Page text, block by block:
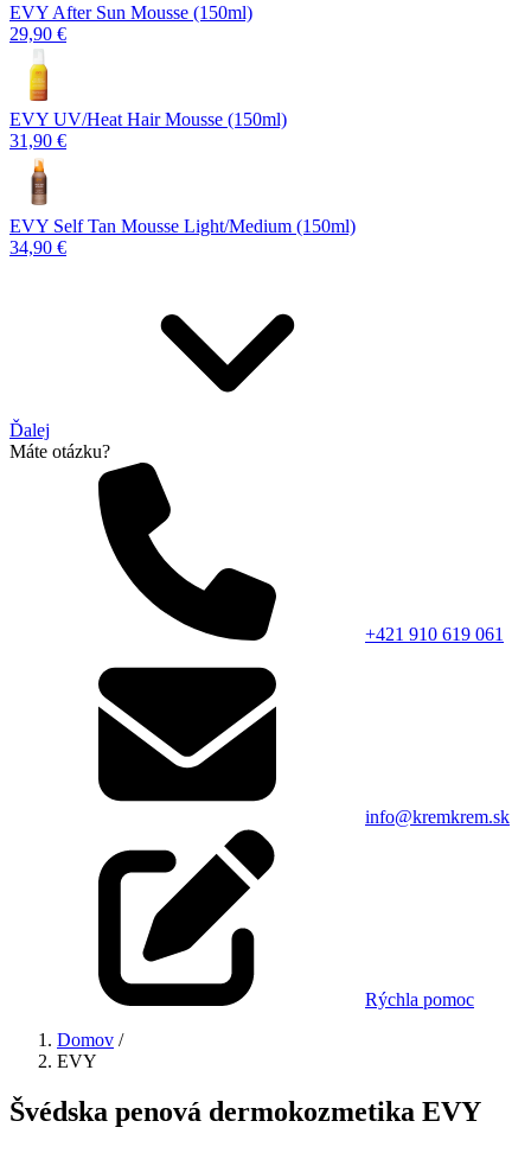
EVY After Sun Mousse (150ml)
29,90 €
EVY UV/Heat Hair Mousse (150ml)
31,90 €
EVY Self Tan Mousse Light/Medium (150ml)
34,90 €
Ďalej
Máte otázku?
+421 910 619 061
info@kremkrem.sk
Rýchla pomoc
Domov /
EVY
Švédska penová dermokozmetika EVY